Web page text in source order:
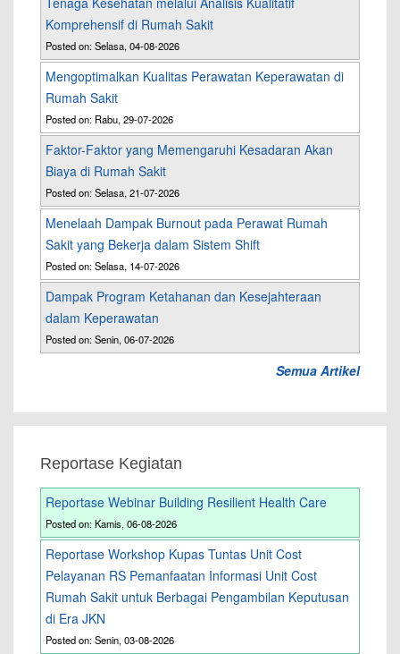
Komprehensif di Rumah Sakit
Posted on: Selasa, 04-08-2026
Mengoptimalkan Kualitas Perawatan Keperawatan di
Rumah Sakit
Posted on: Rabu, 29-07-2026
Faktor-Faktor yang Memengaruhi Kesadaran Akan
Biaya di Rumah Sakit
Posted on: Selasa, 21-07-2026
Menelaah Dampak Burnout pada Perawat Rumah
Sakit yang Bekerja dalam Sistem Shift
Posted on: Selasa, 14-07-2026
Dampak Program Ketahanan dan Kesejahteraan
dalam Keperawatan
Posted on: Senin, 06-07-2026
Semua Artikel
Reportase Kegiatan
Reportase Webinar Building Resilient Health Care
Posted on: Kamis, 06-08-2026
Reportase Workshop Kupas Tuntas Unit Cost
Pelayanan RS Pemanfaatan Informasi Unit Cost
Rumah Sakit untuk Berbagai Pengambilan Keputusan
di Era JKN
Posted on: Senin, 03-08-2026